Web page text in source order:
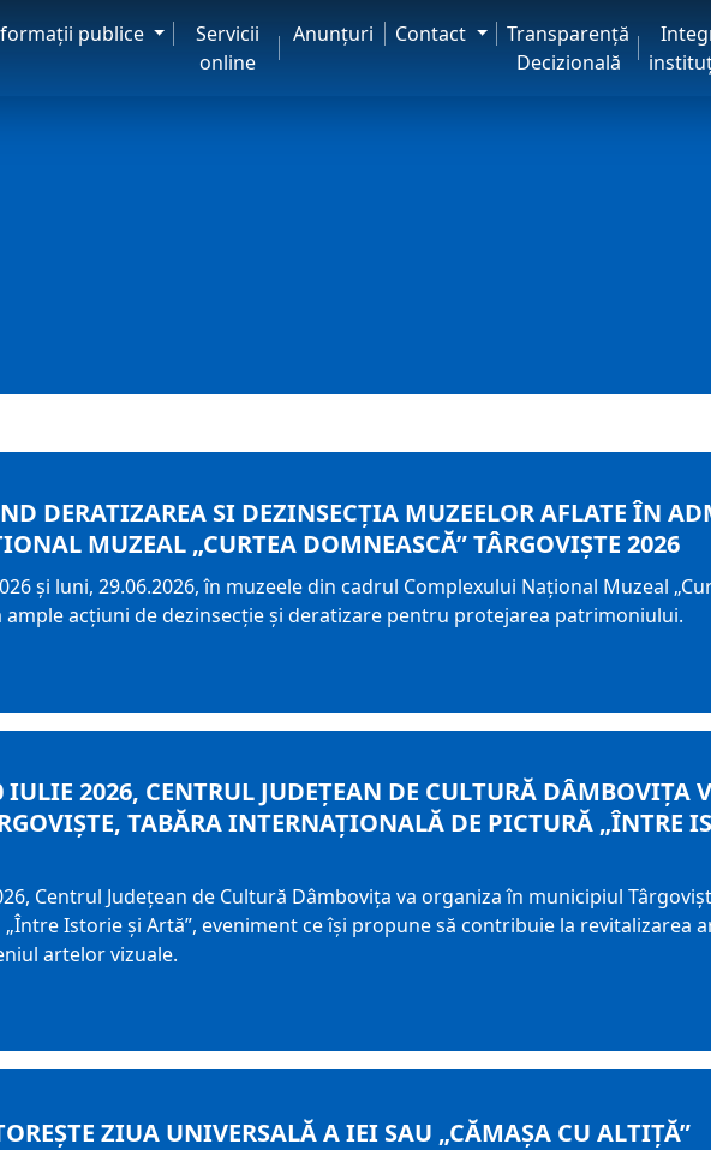
publice
Servicii
online
Anunţuri Contact
Transparență
Decizională
DERATIZAREA SI DEZINSECȚIA MUZEELOR AFLATE ÎN
MUZEAL „CURTEA DOMNEASCĂ” TÂRGOVIȘTE 2026
și luni, 29.06.2026, în muzeele din cadrul Complexului Național Muzeal
ample acțiuni de dezinsecție și deratizare pentru protejarea patrimoniului.
2026, CENTRUL JUDEŢEAN DE CULTURĂ DÂMBOVIŢA
TABĂRA INTERNAȚIONALĂ DE PICTURĂ „ÎNTRE
Centrul Judeţean de Cultură Dâmboviţa va organiza în municipiul
Istorie și Artă”, eveniment ce își propune să contribuie la revitalizarea
artelor vizuale.
ZIUA UNIVERSALĂ A IEI SAU „CĂMAȘA CU ALTIȚĂ”